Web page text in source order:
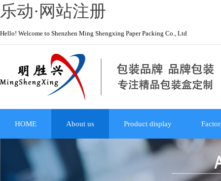
乐动·网站注册
Hello! Welcome to Shenzhen Ming Shengxing Paper Packing Co., Ltd
HOME About us Product display